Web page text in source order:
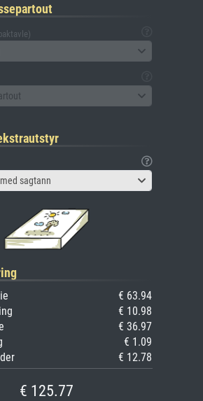
sagtann
€ 63.94
€ 10.98
€ 36.97
€ 1.09
€ 12.78
€ 125.77